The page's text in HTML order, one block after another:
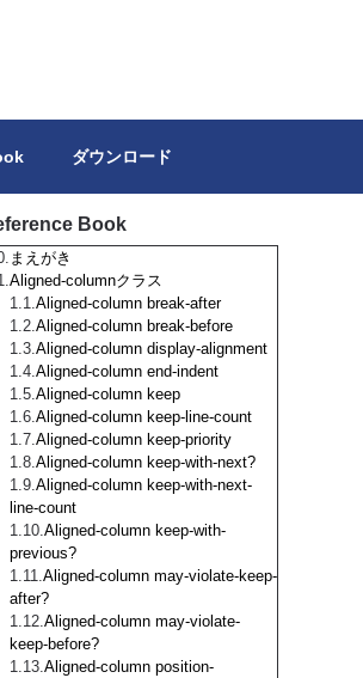
ダウンロード
Book
まえがき
Aligned-columnクラス
Aligned-column break-after
Aligned-column break-before
Aligned-column display-alignment
Aligned-column end-indent
Aligned-column keep
Aligned-column keep-line-count
Aligned-column keep-priority
Aligned-column keep-with-next?
Aligned-column keep-with-next-
line-count
Aligned-column keep-with-
previous?
Aligned-column may-violate-keep-
after?
Aligned-column may-violate-
keep-before?
Aligned-column position-